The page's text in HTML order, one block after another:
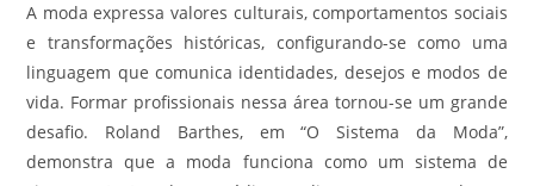
A moda expressa valores culturais, comportamentos sociais
e transformações históricas, configurando-se como uma
linguagem que comunica identidades, desejos e modos de
vida. Formar profissionais nessa área tornou-se um grande
desafio. Roland Barthes, em “O Sistema da Moda”,
demonstra que a moda funciona como um sistema de